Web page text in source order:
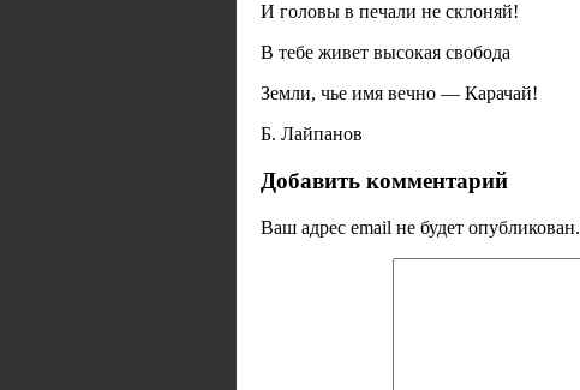
И головы в печали не склоняй!
В тебе живет высокая свобода
Земли, чье имя вечно — Карачай!
Б. Лайпанов
Добавить комментарий
Ваш адрес email не будет опубликован.